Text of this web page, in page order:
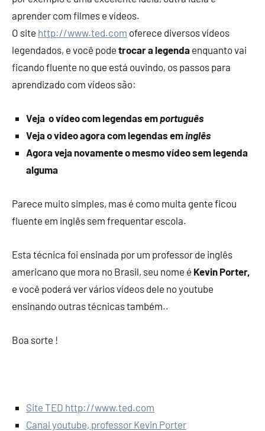
aprender com filmes e vídeos.
O site http://www.ted.com oferece diversos vídeos
legendados, e você pode trocar a legenda enquanto vai
ficando fluente no que está ouvindo, os passos para
aprendizado com vídeos são:
Veja o vídeo com legendas emportuguês
Veja o video agora com legendas eminglês
Agora veja novamente o mesmo vídeo sem legenda
alguma
Parece muito simples, mas é como muita gente ficou
fluente em inglês sem frequentar escola.
Esta técnica foi ensinada por um professor de inglês
americano que mora no Brasil, seu nome é Kevin Porter,
e você poderá ver vários vídeos dele no youtube
ensinando outras técnicas também..
Boa sorte !
Site TED http://www.ted.com
Canal youtube, professor Kevin Porter